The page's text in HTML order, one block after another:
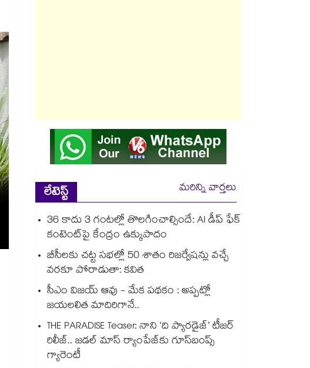
లేటెస్ట్
మరిన్ని వార్తలు
36 కాదు 3 గంటల్లో తొలగించాల్సిందే: AI డీప్ ఫేక్
కంటెంట్‎పై కేంద్రం ఉక్కుపాదం
బీసీలకు చట్ట సభల్లో 50 శాతం రిజర్వేషన్లు వచ్చే
వరకూ పోరాడుతా: కవిత
సీఎం విజయ్ ఆవు - మేక పథకం : అప్పట్లో
జయలలిత మాదిరిగానే..
THE PARADISE Teaser: నాని ‘ది ప్యారడైజ్‌‌’ టీజర్
రిలీజ్.. జడల్ మాస్ ర్యాంపేజ్‌కు గూస్‌బంప్స్
గ్యారెంటీ